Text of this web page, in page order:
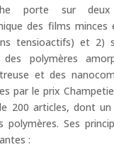
porte sur
des films minces
tensioactifs) et 2)
des polymères
et des
par le prix
200 articles, dont
polymères. Ses
: